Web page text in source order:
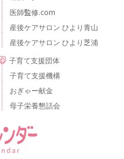
医師監修.com
産後ケアサロン ひより青山
産後ケアサロン ひより芝浦
子育て支援団体
子育て支援機構
おぎゃー献金
母子栄養懇話会